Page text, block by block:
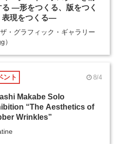
る ―形をつくる、版をつく
表現をつくる―
・グラフィック・ギャラリー
）
ント 8/4
Makabe Solo
“The Aesthetics of
Wrinkles”